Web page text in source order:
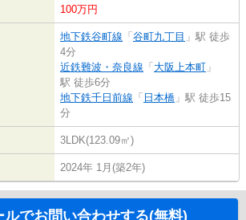
100万円
地下鉄谷町線 「 谷町九丁目 」駅 徒歩
4分
近鉄難波・奈良線 「 大阪上本町 」
駅 徒歩6分
地下鉄千日前線 「 日本橋 」駅 徒歩15
分
3LDK(123.09㎡)
2024年 1月(築2年)
ルでお問い合わせする(無料)